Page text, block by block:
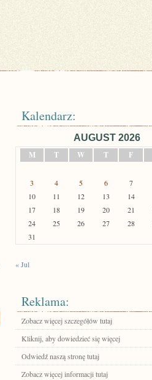
Kalendarz:
AUGUST 2026
M
T W T F
3
4 5 6 7
10
11 12 13 14
17
18 19 20 21
24
25 26 27 28
31
« Jul
Reklama:
Zobacz więcej szczegółów tutaj
Kliknij, aby dowiedzieć się więcej
Odwiedź naszą stronę tutaj
Zobacz więcej informacji tutaj